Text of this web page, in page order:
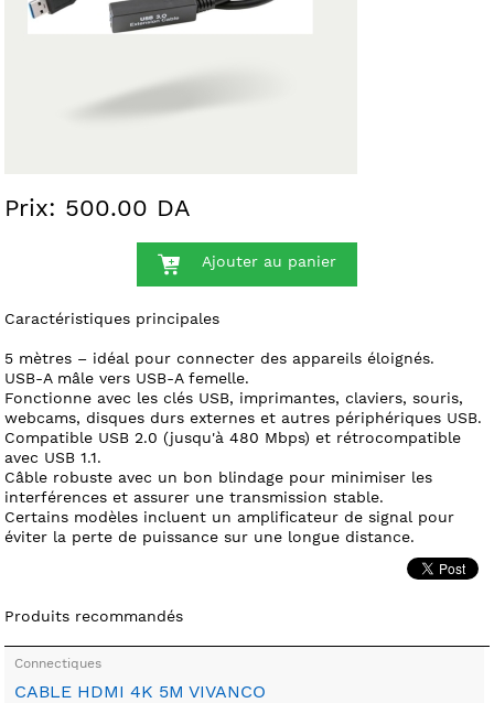
Prix: 500.00 DA
Ajouter au panier
Caractéristiques principales
5 mètres – idéal pour connecter des appareils éloignés.
USB-A mâle vers USB-A femelle.
Fonctionne avec les clés USB, imprimantes, claviers, souris,
webcams, disques durs externes et autres périphériques USB.
Compatible USB 2.0 (jusqu'à 480 Mbps) et rétrocompatible
avec USB 1.1.
Câble robuste avec un bon blindage pour minimiser les
interférences et assurer une transmission stable.
Certains modèles incluent un amplificateur de signal pour
éviter la perte de puissance sur une longue distance.
Produits recommandés
Connectiques
CABLE HDMI 4K 5M VIVANCO